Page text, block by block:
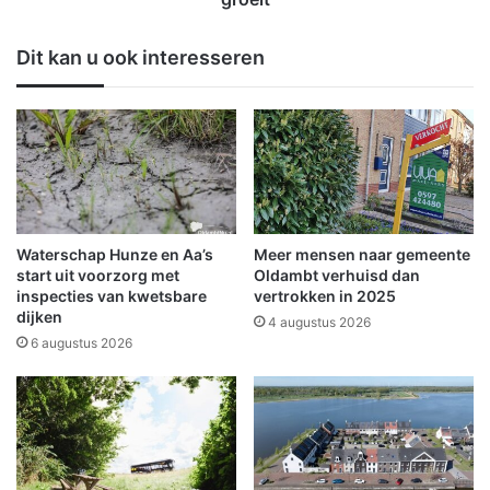
e
f
s
t
a
l
b
o
o
t
u
i
t
e
e
r
t
a
r
t
r
o
u
w
e
n
i
n
W
i
n
c
h
o
t
e
Dit kan u ook interesseren
Waterschap Hunze en Aa’s
start uit voorzorg met
inspecties van kwetsbare
dijken
6 augustus 2026
Meer mensen naar gemeente
Oldambt verhuisd dan
vertrokken in 2025
4 augustus 2026